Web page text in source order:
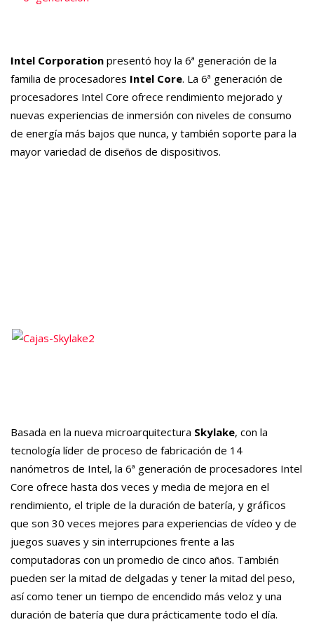
Intel Corporation presentó hoy la 6ª generación de la
familia de procesadores Intel Core. La 6ª generación de
procesadores Intel Core ofrece rendimiento mejorado y
nuevas experiencias de inmersión con niveles de consumo
de energía más bajos que nunca, y también soporte para la
mayor variedad de diseños de dispositivos.
Basada en la nueva microarquitectura Skylake, con la
tecnología líder de proceso de fabricación de 14
nanómetros de Intel, la 6ª generación de procesadores Intel
Core ofrece hasta dos veces y media de mejora en el
rendimiento, el triple de la duración de batería, y gráficos
que son 30 veces mejores para experiencias de vídeo y de
juegos suaves y sin interrupciones frente a las
computadoras con un promedio de cinco años. También
pueden ser la mitad de delgadas y tener la mitad del peso,
así como tener un tiempo de encendido más veloz y una
duración de batería que dura prácticamente todo el día.